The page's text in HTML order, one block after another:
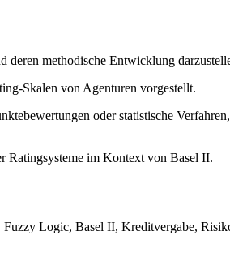
deren methodische Entwicklung
Skalen von Agenturen vorgestellt.
oder statistische
Ratingsysteme im Kontext von Basel II.
Logic, Basel II, Kreditvergabe,